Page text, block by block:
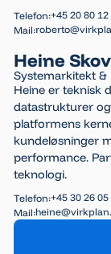
Telefon:+45 20 80 12
Mail:
Heine
Systemarkitekt &
Heine er teknisk
datastrukturer
platformens
kundeløsninger
performance.
teknologi.
Telefon:+45 30 26 05
Mail: